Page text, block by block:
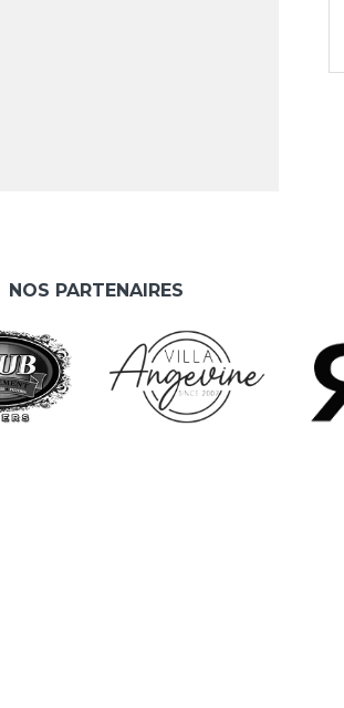
NOS PARTENAIRES